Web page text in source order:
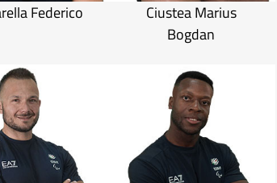
Federico
Ciustea Marius
Bogdan